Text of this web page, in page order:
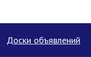
Доски объявлений